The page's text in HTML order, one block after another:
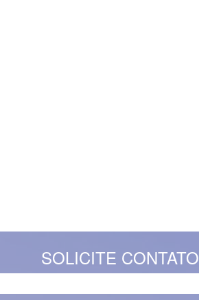
SOLICITE CONTATO